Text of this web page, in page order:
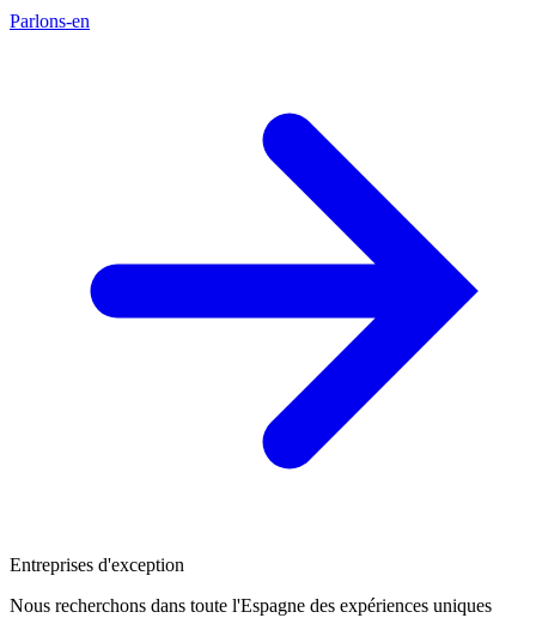
Parlons-en
Entreprises d'exception
Nous recherchons dans toute l'Espagne des expériences uniques